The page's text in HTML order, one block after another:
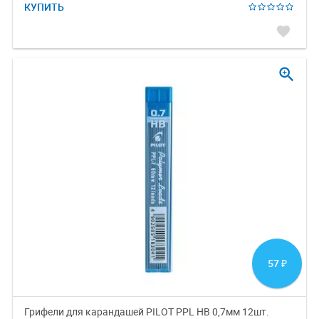
КУПИТЬ
favorite
57 ₽
Грифели для карандашей PILOT PPL HB 0,7мм 12шт.
zoom_in